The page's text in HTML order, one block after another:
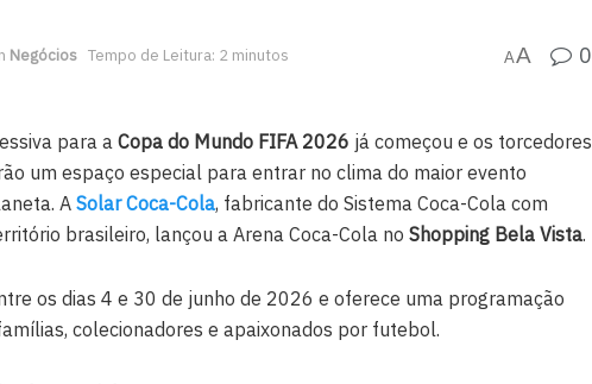
Negócios Tempo de Leitura: 2 minutos AA 0
para aCopa do Mundo FIFA 2026 já começou e os torcedores
um espaço especial para entrar no clima do maior evento
ASolar Coca-Cola, fabricante do Sistema Coca-Cola com
brasileiro, lançou a Arena Coca-Cola no Shopping Bela Vista.
os dias 4 e 30 de junho de 2026 e oferece uma programação
colecionadores e apaixonados por futebol.